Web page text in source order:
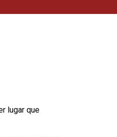
lugar que